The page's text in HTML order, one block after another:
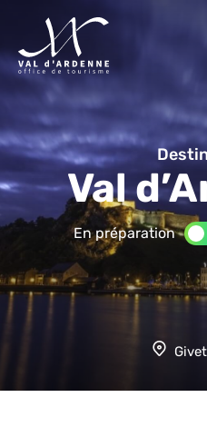
Val
Val
En préparation